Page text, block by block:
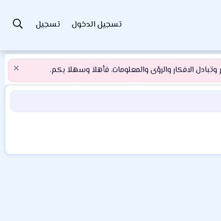
تسجيل الدخول تسجيل
الافكار والرؤى والمعلومات. فأهلاَ وسهلاَ بكم.